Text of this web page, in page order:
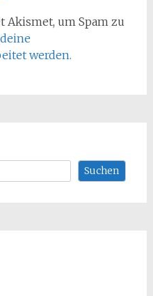
Akismet, um Spam zu
werden.
Suchen